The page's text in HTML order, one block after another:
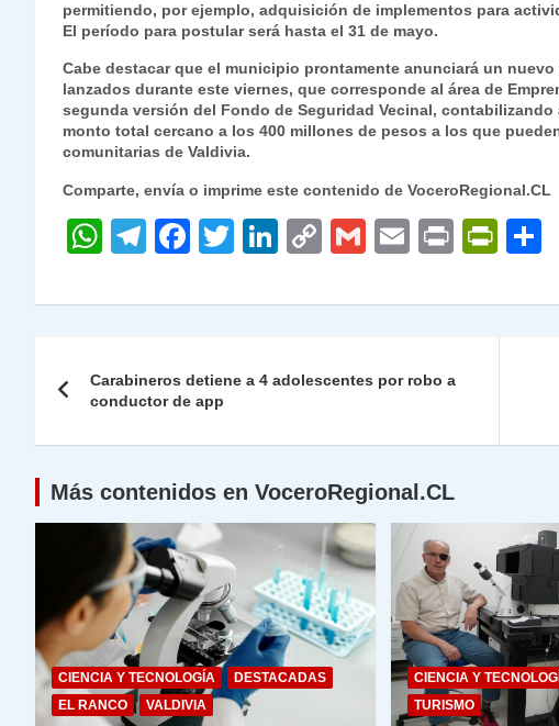
permitiendo, por ejemplo, adquisición de implementos para
El período para postular será hasta el 31 de mayo.
Cabe destacar que el municipio prontamente anunciará un
lanzados durante este viernes, que corresponde al área de
segunda versión del Fondo de Seguridad Vecinal,
monto total cercano a los 400 millones de pesos a los que
comunitarias de Valdivia.
Comparte, envía o imprime este contenido de VoceroRegional.CL
W
at
A
p
p
T
e
a
m
F
c
b
o
o
k
T
itt
Li
k
dI
C
p
Li
k
G
ai
E
ai
P
nt
P
nt
dl
de
entradas
Carabineros detiene a 4 adolescentes por robo a
conductor de app
Más contenidos en VoceroRegional.CL
CIENCIA Y TECNOLOGÍA
DESTACADAS
EL RANCO
VALDIVIA
CIENCIA Y
TURISMO